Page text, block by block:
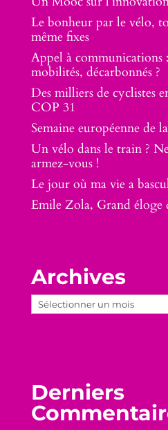
Le bonheur par le vélo,
même fixes
Appel à communications
mobilités, décarbonnés ?
Des milliers de cyclistes
COP 31
Semaine européenne de
Un vélo dans le train ? Ne
armez-vous !
Le jour où ma vie a
Emile Zola, Grand éloge
Archives
Archives
Derniers